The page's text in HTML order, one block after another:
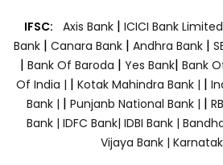
IFSC: Axis Bank | ICICI Bank Limited
Bank| Canara Bank | Andhra Bank|
| Bank Of Baroda | Yes Bank| Bank
Of India | | Kotak Mahindra Bank | |
Bank | | Punjanb National Bank | |
Bank | IDFC Bank| IDBI Bank |
Vijaya Bank |